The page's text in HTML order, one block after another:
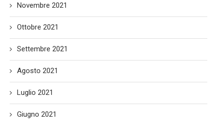
Novembre 2021
Ottobre 2021
Settembre 2021
Agosto 2021
Luglio 2021
Giugno 2021